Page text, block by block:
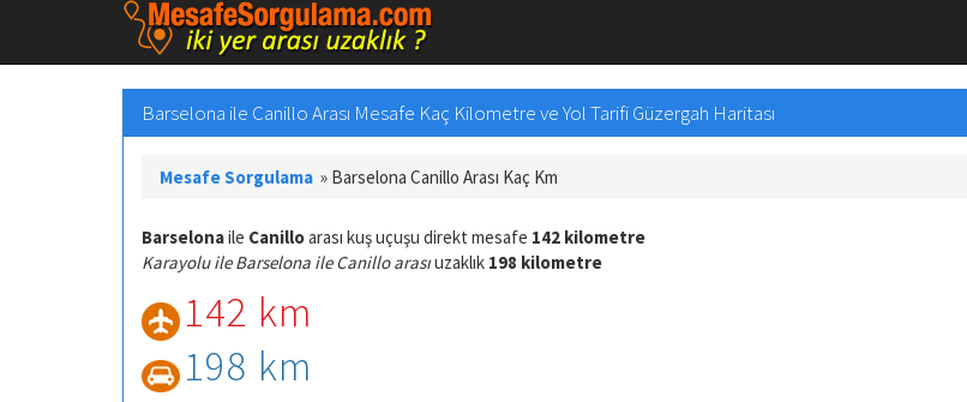
Barselona ile Canillo Arası Mesafe Kaç Kilometre ve Yol Tarifi Güzergah Haritası
Mesafe Sorgulama » Barselona Canillo Arası Kaç Km
Barselonaile Canilloarası kuş uçuşu direkt mesafe 142 kilometre
Karayolu ile Barselona ile Canillo arasıuzaklık 198 kilometre
142 km
198 km